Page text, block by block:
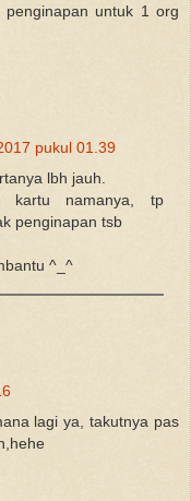
untuk 1 org
pukul 01.39
lbh jauh.
kartu namanya, tp
penginapan tsb
^_^
lagi ya, takutnya pas